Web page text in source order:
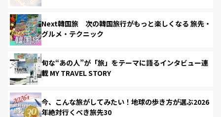
Next韓国旅 次の韓国旅行がもっと楽しくなる 旅先・
グルメ・テクニック
旬な“あの人”が「旅」をテーマに語るインタビュー連
載 MY TRAVEL STORY
今、こんな旅がしてみたい！地球の歩き方が選ぶ2026
年絶対行くべき旅先30